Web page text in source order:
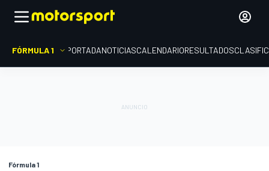
FÓRMULA 1 PORTADANOTICIASCALENDARIORESULTADOS
Fórmula 1